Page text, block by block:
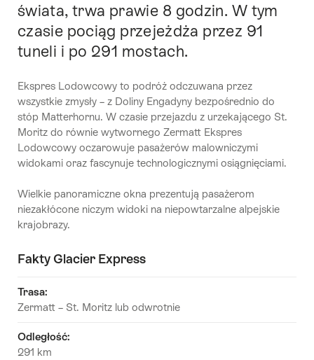
świata, trwa prawie 8 godzin. W tym
czasie pociąg przejeżdża przez 91
tuneli i po 291 mostach.
Ekspres Lodowcowy to podróż odczuwana przez
wszystkie zmysły – z Doliny Engadyny bezpośrednio do
stóp Matterhornu. W czasie przejazdu z urzekającego St.
Moritz do równie wytwornego Zermatt Ekspres
Lodowcowy oczarowuje pasażerów malowniczymi
widokami oraz fascynuje technologicznymi osiągnięciami.
Wielkie panoramiczne okna prezentują pasażerom
niezakłócone niczym widoki na niepowtarzalne alpejskie
krajobrazy.
Fakty Glacier Express
Trasa:
Zermatt – St. Moritz lub odwrotnie
Odległość:
291 km